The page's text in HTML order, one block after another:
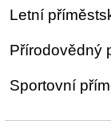
Letní
Přírodovědný
Sportovní